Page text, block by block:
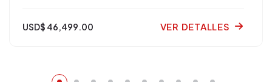
USD$ 46,499.00 VER DETALLES